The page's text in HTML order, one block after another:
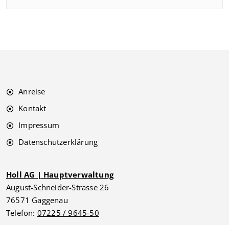
Anreise
Kontakt
Impressum
Datenschutzerklärung
Holl AG | Hauptverwaltung
August-Schneider-Strasse 26
76571 Gaggenau
Telefon: 07225 / 9645-50